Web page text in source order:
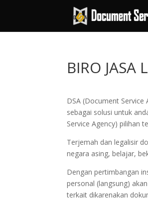
BIRO JASA
DSA (Document
sebagai solusi untuk
Service Agency) pilihan
Terjemah dan legalisir
negara asing, belajar,
Dengan pertimbangan
personal (langsung)
terkait dikarenakan